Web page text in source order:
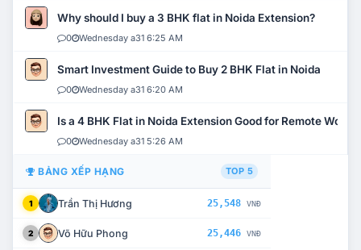
Why should I buy a 3 BHK flat in Noida Extension?
0 Wednesday a31 6:25 AM
Smart Investment Guide to Buy 2 BHK Flat in Noida
0 Wednesday a31 6:20 AM
Is a 4 BHK Flat in Noida Extension Good for Remote Work?
0 Wednesday a31 5:26 AM
BẢNG XẾP HẠNG TOP 5
1 Trần Thị Hương 25,548 VNĐ
2 Võ Hữu Phong 25,446 VNĐ